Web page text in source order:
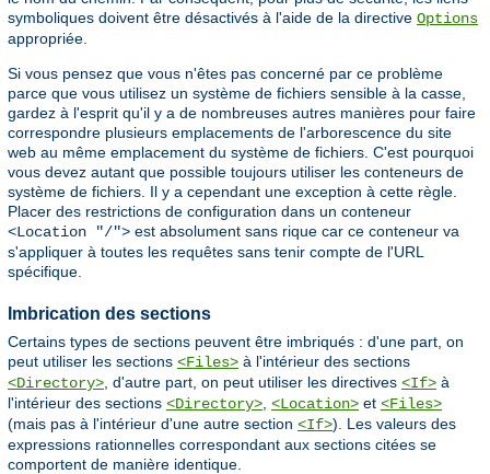
symboliques doivent être désactivés à l'aide de la directive Options
appropriée.
Si vous pensez que vous n'êtes pas concerné par ce problème
parce que vous utilisez un système de fichiers sensible à la casse,
gardez à l'esprit qu'il y a de nombreuses autres manières pour faire
correspondre plusieurs emplacements de l'arborescence du site
web au même emplacement du système de fichiers. C'est pourquoi
vous devez autant que possible toujours utiliser les conteneurs de
système de fichiers. Il y a cependant une exception à cette règle.
Placer des restrictions de configuration dans un conteneur
<Location "/"> est absolument sans rique car ce conteneur va
s'appliquer à toutes les requêtes sans tenir compte de l'URL
spécifique.
Imbrication des sections
Certains types de sections peuvent être imbriqués : d'une part, on
peut utiliser les sections <Files> à l'intérieur des sections
<Directory> , d'autre part, on peut utiliser les directives <If> à
l'intérieur des sections <Directory> <Location> et <Files>
(mais pas à l'intérieur d'une autre section <If>). Les valeurs des
expressions rationnelles correspondant aux sections citées se
comportent de manière identique.